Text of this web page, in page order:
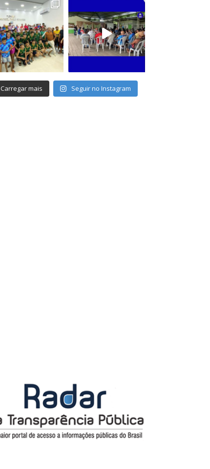
Carregar mais Seguir no Instagram